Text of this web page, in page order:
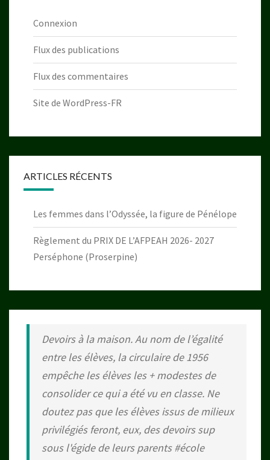
Connexion
Flux des publications
Flux des commentaires
Site de WordPress-FR
ARTICLES RÉCENTS
Les femmes dans l’Odyssée, la figure de Pénélope
Règlement du PRIX DE L’AFPEAH 2026- 2027
Perséphone (Proserpine)
Devoirs à la maison. Au nom de l’égalité
entre les élèves, la circulaire de 1956
empêche les élèves les + modestes de
consolider ce qui a été vu en classe. Ne
doutez pas que les élèves issus de milieux
privilégiés feront, eux, des devoirs sup
sous l'égide de leurs parents#école